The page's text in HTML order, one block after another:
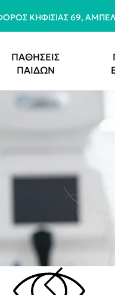
ΚΗΦΙΣΊΑΣ 69,
ΠΑΘΗΣΕΙΣ
ΠΑΙΔΩΝ